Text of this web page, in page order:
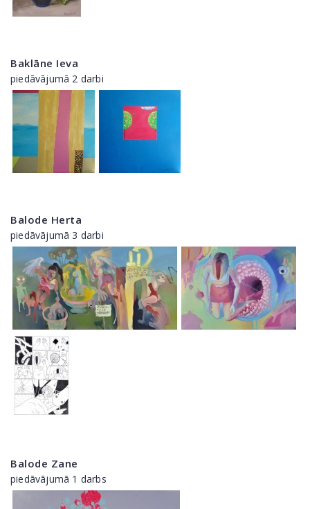
Baklāne Ieva
piedāvājumā 2 darbi
Balode Herta
piedāvājumā 3 darbi
Balode Zane
piedāvājumā 1 darbs